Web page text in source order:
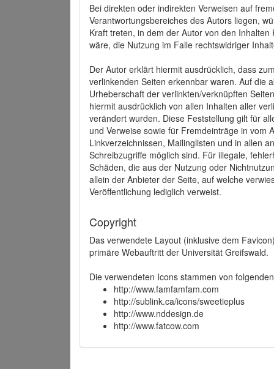
Bei direkten oder indirekten Verweisen auf
Verantwortungsbereiches des Autors liegen,
Kraft treten, in dem der Autor von den
wäre, die Nutzung im Falle rechtswidriger
Der Autor erklärt hiermit ausdrücklich, dass
verlinkenden Seiten erkennbar waren. Auf die
Urheberschaft der verlinkten/verknüpften
hiermit ausdrücklich von allen Inhalten aller
verändert wurden. Diese Feststellung gilt für
und Verweise sowie für Fremdeinträge in vom
Linkverzeichnissen, Mailinglisten und in allen
Schreibzugriffe möglich sind. Für illegale,
Schäden, die aus der Nutzung oder
allein der Anbieter der Seite, auf welche
Veröffentlichung lediglich verweist.
Copyright
Das verwendete Layout (inklusive dem
primäre Webauftritt der Universität Greifswald.
Die verwendeten Icons stammen von
http://www.famfamfam.com
http://sublink.ca/icons/sweetieplus
http://www.nddesign.de
http://www.fatcow.com